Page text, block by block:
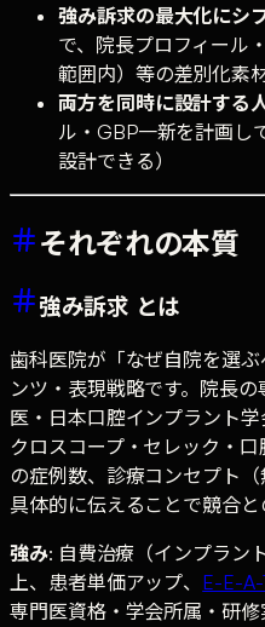
強み訴求の最大化にシ
で、院長プロフィール
範囲内）等の差別化素
両方を同時に設計する
ル・GBP一新を計画し
設計できる）
それぞれの本質
強み訴求 とは
歯科医院が「なぜ自院を選
ンツ・表現戦略です。院長
医・日本口腔インプラント
クロスコープ・セレック・
の症例数、診療コンセプト
具体的に伝えることで競合と
強み: 自費治療（インプラン
上、患者単価アップ、 E-E-
専門医資格・学会所属・研